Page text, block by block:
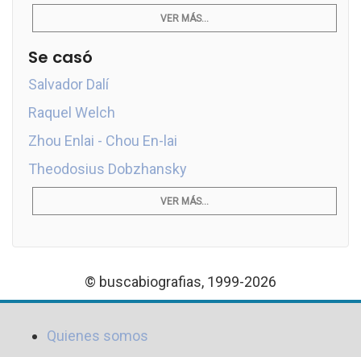
VER MÁS...
Se casó
Salvador Dalí
Raquel Welch
Zhou Enlai - Chou En-lai
Theodosius Dobzhansky
VER MÁS...
© buscabiografias, 1999-2026
Quienes somos